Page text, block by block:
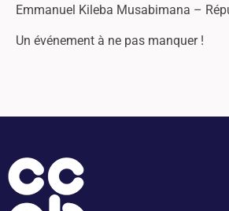
Emmanuel Kileba Musabimana –
Un événement à ne pas manquer !